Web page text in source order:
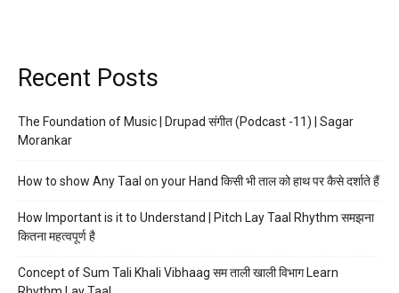
Recent Posts
The Foundation of Music | Drupad संगीत (Podcast -11) | Sagar
Morankar
How to show Any Taal on your Hand किसी भी ताल को हाथ पर कैसे दर्शाते हैं
How Important is it to Understand | Pitch Lay Taal Rhythm समझना
कितना महत्वपूर्ण है
Concept of Sum Tali Khali Vibhaag सम ताली खाली विभाग Learn